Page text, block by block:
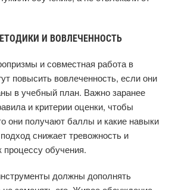
И ВОВЛЕЧЕННОСТЬ
и совместная работа в
повысить вовлеченность, если они
в учебный план. Важно заранее
и критерии оценки, чтобы
они получают баллы и какие навыки
снижает тревожность и
обучения.
должны дополнять